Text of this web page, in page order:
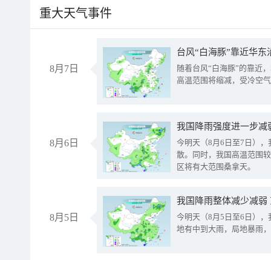
重大天气事件
8月7日
台风“白海豚”靠近华
随着台风“白海豚”的靠近
高温范围将缩减，受冷空
8月6日
今明天（8月6日至7日）
散。同时，我国高温范围
区将有大范围桑拿天。
8月5日
我国降雨整体减少减弱
今明天（8月5日至6日）
地有中到大雨，局地暴雨